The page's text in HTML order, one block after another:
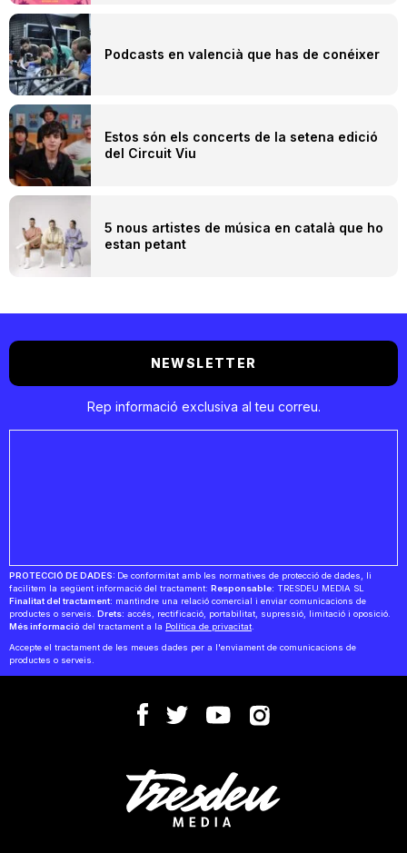
Podcasts en valencià que has de conéixer
Estos són els concerts de la setena edició
del Circuit Viu
5 nous artistes de música en català que ho
estan petant
NEWSLETTER
Rep informació exclusiva al teu correu.
PROTECCIÓ DE DADES: De conformitat amb les normatives de protecció de dades, li
facilitem la següent informació del tractament: Responsable: TRESDEU MEDIA SL
Finalitat del tractament: mantindre una relació comercial i enviar comunicacions de
productes o serveis. Drets: accés, rectificació, portabilitat, supressió, limitació i oposició.
Més informació del tractament a la Política de privacitat
Accepte el tractament de les meues dades per a l'enviament de comunicacions de
productes o serveis.